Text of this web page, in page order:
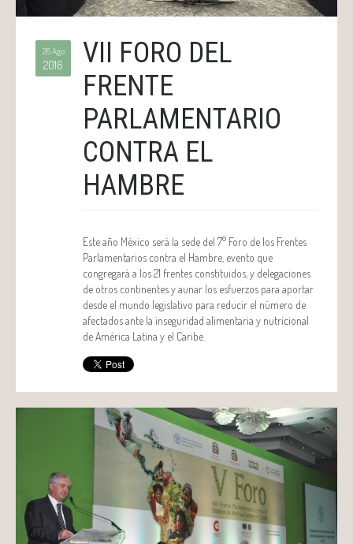
26 Ago
2016
VII FORO DEL
FRENTE
PARLAMENTARIO
CONTRA EL
HAMBRE
Este año México será la sede del 7° Foro de los Frentes
Parlamentarios contra el Hambre, evento que
congregará a los 21 frentes constituidos, y delegaciones
de otros continentes y aunar los esfuerzos para aportar
desde el mundo legislativo para reducir el número de
afectados ante la inseguridad alimentaria y nutricional
de América Latina y el Caribe.